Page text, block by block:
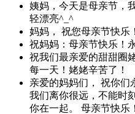
姨妈，今天是母亲节，
轻漂亮^_^
妈妈， 祝您母亲节快乐
祝妈妈：母亲节快乐！
祝我们最亲爱的甜甜圈
每一天！姥姥辛苦了！
亲爱的妈妈们， 祝你们
我们离你很远，不能时
你在一起。 母亲节快乐！